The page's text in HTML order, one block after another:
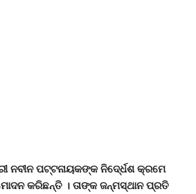
ନବୀନ ପଟ୍ଟନାୟକଙ୍କ ନିଦେ୍ର୍ଧଶ କ୍ରମେ
କରିଛନ୍ତି । ତାଙ୍କ ଜନ୍ମସ୍ଥାନ ପ୍ରତି